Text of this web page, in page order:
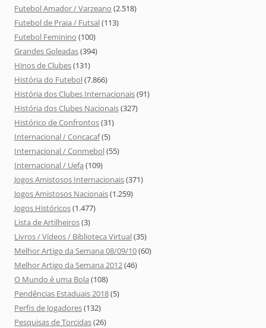
Futebol Amador / Varzeano (2.518)
Futebol de Praia / Futsal(113)
Futebol Feminino (100)
Grandes Goleadas(394)
Hinos de Clubes(131)
História do Futebol(7.866)
História dos Clubes Internacionais(91)
História dos Clubes Nacionais(327)
Histórico de Confrontos(31)
Internacional / Concacaf(5)
Internacional / Conmebol(55)
Internacional / Uefa (109)
Jogos Amistosos Internacionais(371)
Jogos Amistosos Nacionais(1.259)
Jogos Históricos(1.477)
Lista de Artilheiros(3)
Livros / Vídeos / Biblioteca Virtual(35)
Melhor Artigo da Semana 08/09/10(60)
Melhor Artigo da Semana 2012(46)
O Mundo é uma Bola (108)
Pendências Estaduais 2018(5)
Perfis de Jogadores(132)
Pesquisas de Torcidas(26)